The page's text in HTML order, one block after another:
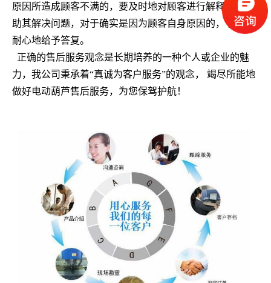
原因所造成顾客不满的，要及时地对顾客进行解释，并帮
助其解决问题，对于确实是因为顾客自身原因的， 我们都
耐心地给予答复。
正确的售后服务观念是长期培养的一种个人或企业的魅
力，我公司秉承着“真诚为客户服务”的观念， 竭尽所能地
做好电动葫芦售后服务，为您保驾护航！